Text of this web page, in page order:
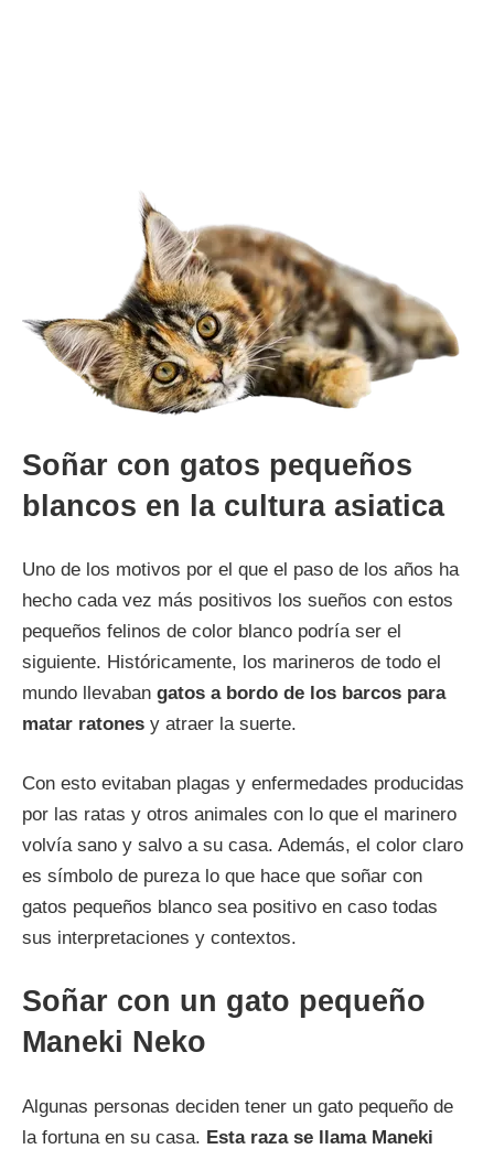
Soñar con gatos pequeños
blancos en la cultura asiatica
Uno de los motivos por el que el paso de los años ha
hecho cada vez más positivos los sueños con estos
pequeños felinos de color blanco podría ser el
siguiente. Históricamente, los marineros de todo el
mundo llevaban gatos a bordo de los barcos para
matar ratones y atraer la suerte.
Con esto evitaban plagas y enfermedades producidas
por las ratas y otros animales con lo que el marinero
volvía sano y salvo a su casa. Además, el color claro
es símbolo de pureza lo que hace que soñar con
gatos pequeños blanco sea positivo en caso todas
sus interpretaciones y contextos.
Soñar con un gato pequeño
Maneki Neko
Algunas personas deciden tener un gato pequeño de
la fortuna en su casa. Esta raza se llama Maneki